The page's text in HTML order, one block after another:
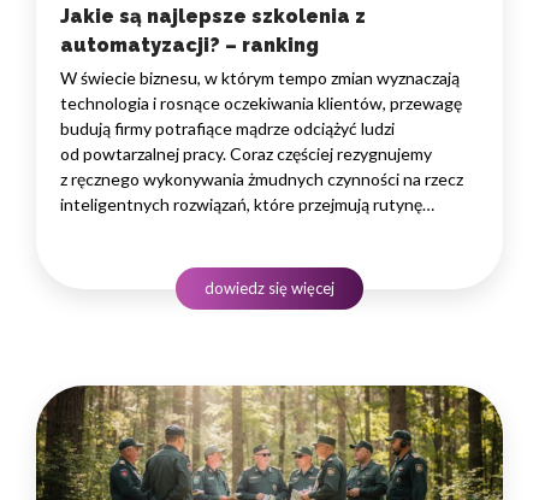
Jakie są najlepsze szkolenia z
automatyzacji? – ranking
W świecie biznesu, w którym tempo zmian wyznaczają
technologia i rosnące oczekiwania klientów, przewagę
budują firmy potrafiące mądrze odciążyć ludzi
od powtarzalnej pracy. Coraz częściej rezygnujemy
z ręcznego wykonywania żmudnych czynności na rzecz
inteligentnych rozwiązań, które przejmują rutynę
rozwojowego to decyzja strategiczna — wpływa
na wydajność zespołów,…
dowiedz się więcej